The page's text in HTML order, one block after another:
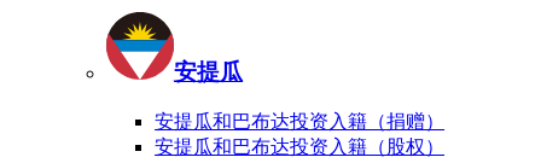
安提瓜
安提瓜和巴布达投资入籍（捐赠）
安提瓜和巴布达投资入籍（股权）